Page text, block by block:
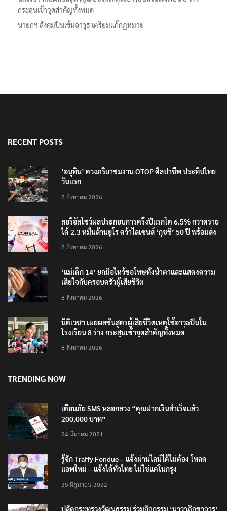
กระสุนเข้าจุดสำคัญทั้งหมด
นายกฯ สั่งคุมปืนเข้มอาวุธ เตรียมแก้กฎหมาย
RECENT POSTS
‘อนุทิน’ ควงภริยาชมงาน OTOP ศิลปาชีพ ประทีปไทย
วันแรก
8 สิงหาคม 2026
ลอรีอัลโชว์ผลประกอบการครึ่งปีแรกโต 6.5% กวาดราย
ได้ 2.3 หมื่นล้านยูโร คว้าไลเซนส์ ‘กุชชี่’ 50 ปี พร้อมส่ง
8 สิงหาคม 2026
‘แม่เด็ก 14’ ยกมือไหว้ขอโทษทั้งน้ำตาและแสดงความ
เสียใจกับครอบครัวผู้เสียชีวิต
8 สิงหาคม 2026
นิติเวชฯ เผยผลชันสูตรผู้เสียชีวิตเหตุใช้อาวุธปืนใน
โรงเรียน 8 ร่าง กระสุนเข้าจุดสำคัญทั้งหมด
8 สิงหาคม 2026
TRENDING NOW
เตือนภัย SMS หลอกลวง “คุณฝากเงินสำเร็จแล้ว
200,000 บาท”
24 มีนาคม 2021
รู้จัก Traffy Fondue – แจ้งผ่านไลน์ได้ไม่ต้อง โหลด
แอพใหม่ – แจ้งได้ทั่วไทย ไม่ใช่แค่ในกรุง
25 มิถุนายน 2022
ปลัดกระทรวงวัฒนธรรม ร่วมกิจกรรม ‘นาวาภิกขาจาร’